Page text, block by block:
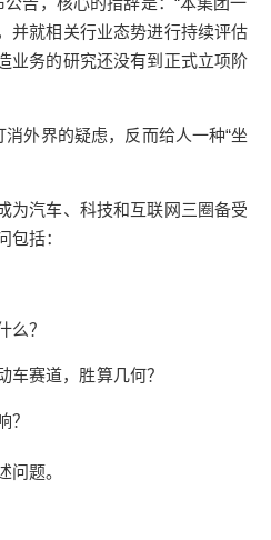
并就相关行业态势进行持续评估
业务的研究还没有到正式立项阶
消外界的疑虑，反而给人一种“坐
为汽车、科技和互联网三圈备受
包括：
么？
车赛道，胜算几何？
？
问题。
价涨幅6.42%。 行业为之
团对外发布公告，核心的
电动汽车生态的发展，并
评估及研究。本集团就电
有到正式立项阶段。” 这则
外界的疑虑，反而给人一
备受瞩目的话题，一些主
是真的吗？ 小米如果造
会带来哪些影响？ 这篇文
题。 一 关于小米造车的可
到意外；如果说有意外的
”，而是诚实地告知公众：
宜。” 唯一的一个“不确定
阶段。 问题是，预研的内
才算是到“正式立项”阶